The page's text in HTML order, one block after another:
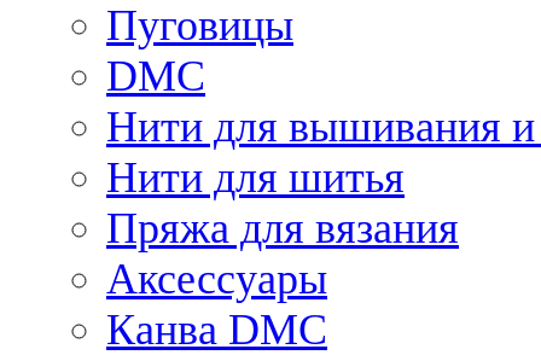
Пуговицы
DMC
Нити для вышивания и
Нити для шитья
Пряжа для вязания
Аксессуары
Канва DMC